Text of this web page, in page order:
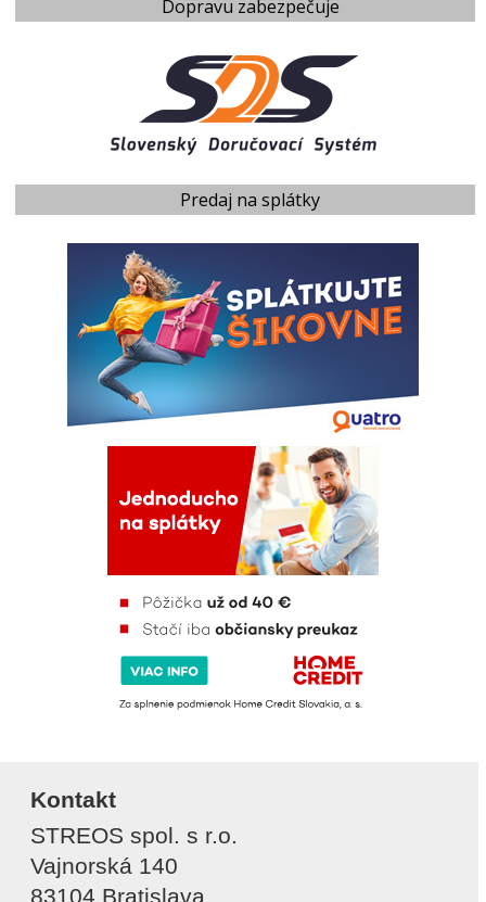
Dopravu zabezpečuje
Predaj na splátky
Kontakt
STREOS spol. s r.o.
Vajnorská 140
83104 Bratislava